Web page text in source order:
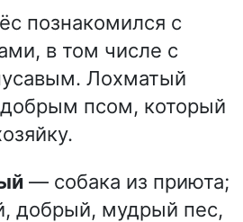
познакомился с
в том числе с
Лохматый
псом, который
— собака из приюта;
добрый, мудрый пес,